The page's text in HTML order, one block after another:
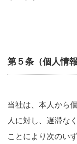
第５条（個人情
当社は、本人から
人に対し、遅滞な
ことにより次のい